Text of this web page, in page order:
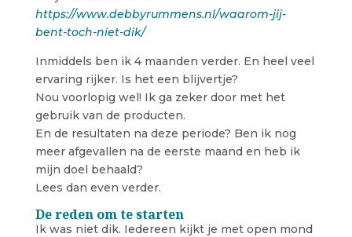
https://www.debbyrummens.nl/waarom-jij-
bent-toch-niet-dik/
Inmiddels ben ik 4 maanden verder. En heel veel
ervaring rijker. Is het een blijvertje?
Nou voorlopig wel! Ik ga zeker door met het
gebruik van de producten.
En de resultaten na deze periode? Ben ik nog
meer afgevallen na de eerste maand en heb ik
mijn doel behaald?
Lees dan even verder.
De reden om te starten
Ik was niet dik. Iedereen kijkt je met open mond